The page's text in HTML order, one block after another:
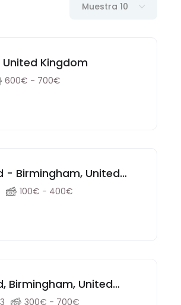
Muestra 10
Kingdom
600€ - 700€
- Birmingham, United
100€ - 400€
Birmingham, United
300€ - 700€